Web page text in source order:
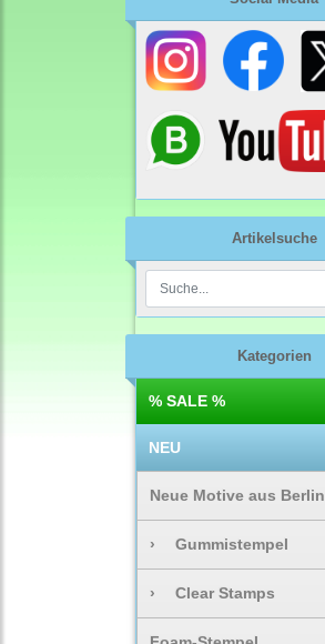
Artikelsuche
Kategorien
% SALE %
NEU
Neue Motive aus Berlin
› Gummistempel
› Clear Stamps